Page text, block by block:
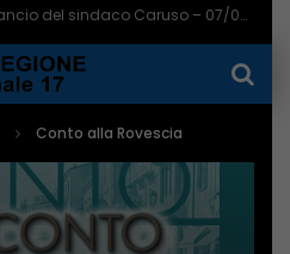
Napoli a Castel di Sangro, il bilancio del sindaco Caruso – 07/08/2026
Conto alla Rovescia